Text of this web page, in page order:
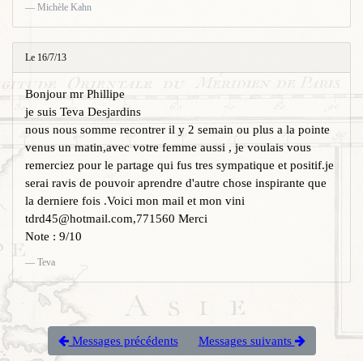
Michèle Kahn
Le 16/7/13
Bonjour mr Phillipe
je suis Teva Desjardins
nous nous somme recontrer il y 2 semain ou plus a la pointe
venus un matin,avec votre femme aussi , je voulais vous
remerciez pour le partage qui fus tres sympatique et positif.je
serai ravis de pouvoir aprendre d'autre chose inspirante que
la derniere fois .Voici mon mail et mon vini
tdrd45@hotmail.com,771560 Merci
Note : 9/10
Teva
Messages précédents Messages suivants